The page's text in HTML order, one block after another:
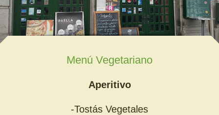
Menú Vegetariano
Aperitivo
-Tostás Vegetales